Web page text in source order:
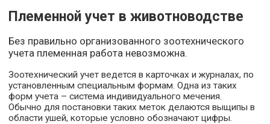
Племенной учет в животноводстве
Без правильно организованного зоотехнического
учета племенная работа невозможна.
Зоотехнический учет ведется в карточках и журналах, по
установленным специальным формам. Одна из таких
форм учета – система индивидуального мечения.
Обычно для постановки таких меток делаются выщипы в
области ушей, которые условно обозначают цифры.